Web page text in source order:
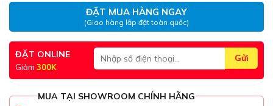
ĐẶT MUA HÀNG NGAY
(Giao hàng lắp đặt toàn quốc)
ĐẶT ONLINE
Giảm 300K
MUA TẠI SHOWROOM CHÍNH HÃNG